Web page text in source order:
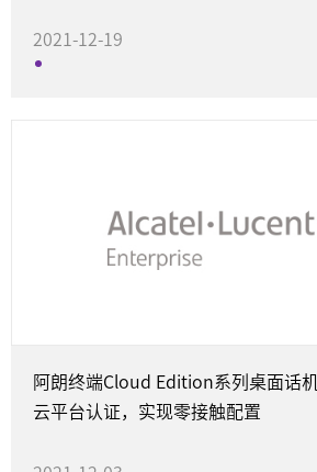
2021-12-19
阿朗终端Cloud Edition系列桌面话
云平台认证，实现零接触配置